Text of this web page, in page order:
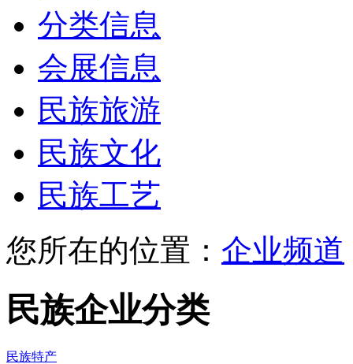
分类信息
会展信息
民族旅游
民族文化
民族工艺
您所在的位置： 企业频道
民族企业分类
民族特产